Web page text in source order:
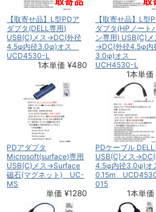
【取寄せ品】L型PDア
ダプタ(DELL専用)
USB(C)メス→DC(外径
4.5φ内径3.0φ)オス
UCD4530-L
1本単価 ¥480
【取寄せ品】L型
ダプタ(HPノート
ン専用) USB(C)メ
→DC(外径4.5φ内
3.0φ)オス
UCH4530-L
1本単
PDアダプタ
Microsoft(surface)専用
USB(C)メス→Surface
磁石(マグネット) UC-
MS
単価 ¥1280
PDケーブル DELL
USB(C)メス→DC(
4.5φ内径3.0φ)オ
0.15m
015
1本単